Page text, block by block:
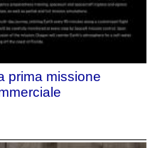
prima missione